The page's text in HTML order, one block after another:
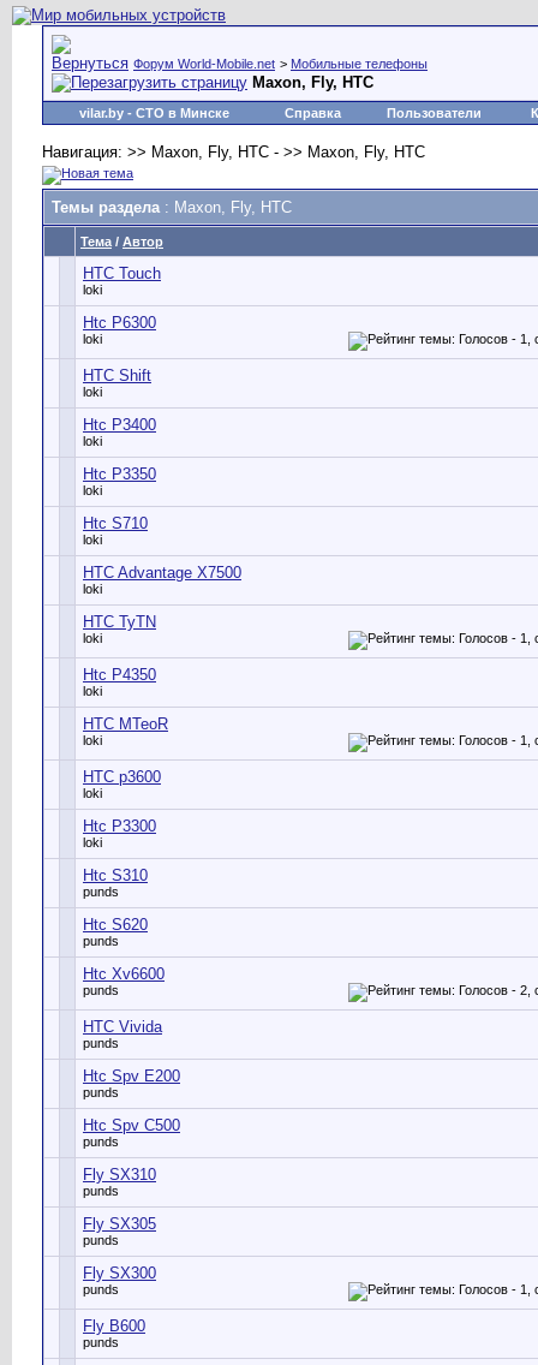
Форум World-Mobile.net > Мобильные телефоны
Maxon, Fly, HTC
vilar.by - СТО в Минске Справка Пользователи
Навигация: >> Maxon, Fly, HTC - >> Maxon, Fly, HTC
Темы раздела: Maxon, Fly, HTC
Тема / Автор
HTC Touch
loki
Htc P6300
loki
HTC Shift
loki
Htc P3400
loki
Htc P3350
loki
Htc S710
loki
HTC Advantage X7500
loki
HTC TyTN
loki
Htc P4350
loki
HTC MTeoR
loki
HTC p3600
loki
Htc P3300
loki
Htc S310
punds
Htc S620
punds
Htc Xv6600
punds
HTC Vivida
punds
Htc Spv E200
punds
Htc Spv C500
punds
Fly SX310
punds
Fly SX305
punds
Fly SX300
punds
Fly B600
punds